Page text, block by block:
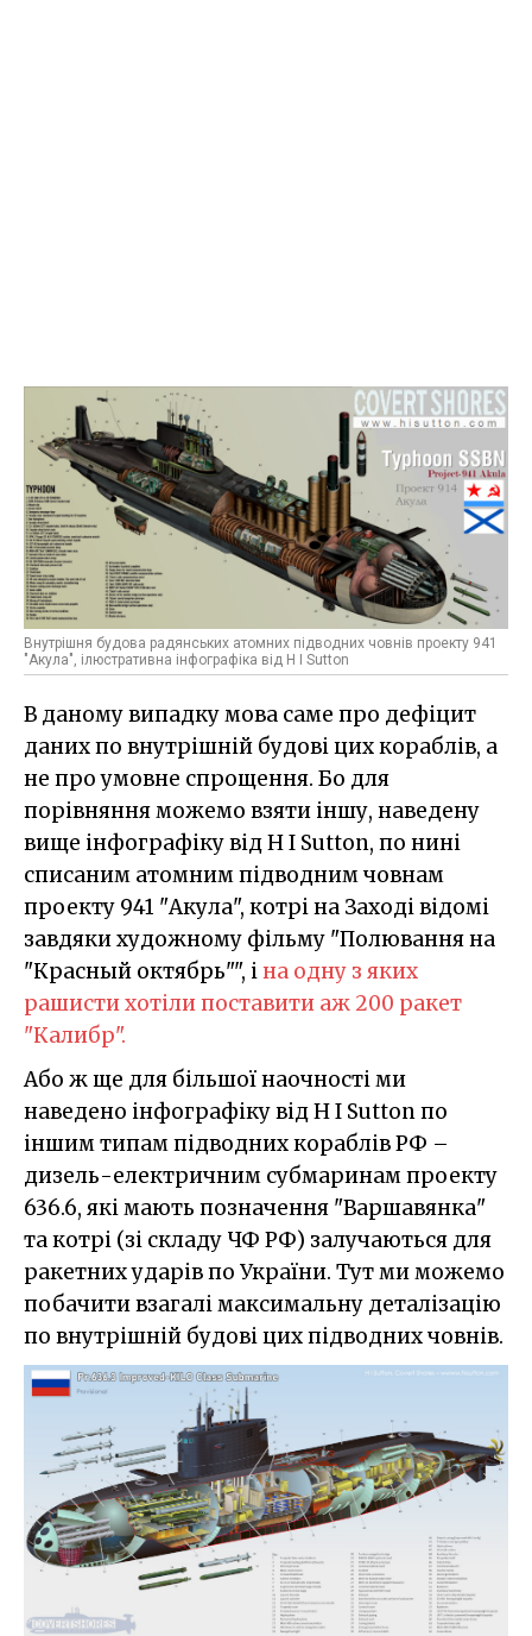
Внутрішня будова радянських атомних підводних човнів проекту 941
"Акула", ілюстративна інфографіка від H I Sutton
В даному випадку мова саме про дефіцит
даних по внутрішній будові цих кораблів, а
не про умовне спрощення. Бо для
порівняння можемо взяти іншу, наведену
вище інфографіку від H I Sutton, по нині
списаним атомним підводним човнам
проекту 941 "Акула", котрі на Заході відомі
завдяки художному фільму "Полювання на
"Красный октябрь"", іна одну з яких
рашисти хотіли поставити аж 200 ракет
"Калибр".
Або ж ще для більшої наочності ми
наведено інфографіку від H I Sutton по
іншим типам підводних кораблів РФ –
дизель-електричним субмаринам проекту
636.6, які мають позначення "Варшавянка"
та котрі (зі складу ЧФ РФ) залучаються для
ракетних ударів по України. Тут ми можемо
побачити взагалі максимальну деталізацію
по внутрішній будові цих підводних човнів.